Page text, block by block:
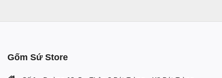
Gốm Sứ Store